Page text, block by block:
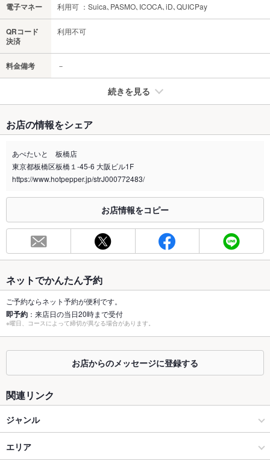
電子マネー 利用可 ：Suica､PASMO､ICOCA､iD､QUICPay
QRコード
決済
利用不可
料金備考 －
続きを見る
禁煙・喫煙
全席禁煙
喫煙専用室 なし
合わせください。
お席
容人数
個室 なし
座敷 なし
掘りごたつ なし
カウンター あり
ソファー
テラス席
貸切
お店の情報をシェア
あぺたいと 板橋店
東京都板橋区板橋１-45-6 大阪ビル1F
https://www.hotpepper.jp/strJ000772483/
お店情報をコピー
ネットでかんたん予約
ご予約ならネット予約が便利です。
即予約 ：来店日の当日20時まで受付
※曜日、コースによって締切が異なる場合があります。
お店からのメッセージに登録する
関連リンク
ジャンル
お好み焼き・もんじゃ
エリア